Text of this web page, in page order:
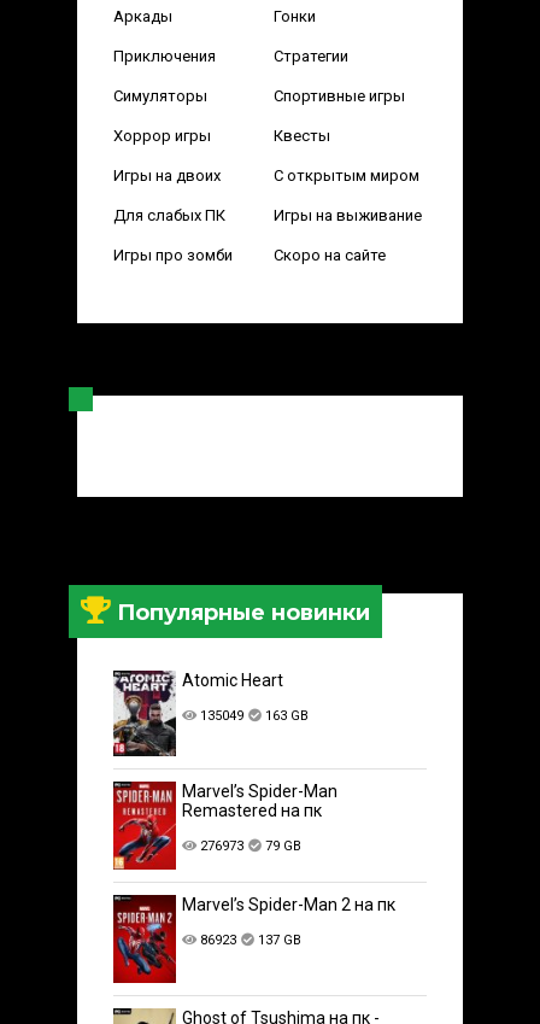
Аркады Гонки
Приключения Стратегии
Симуляторы Спортивные игры
Хоррор игры Квесты
Игры на двоих С открытым миром
Для слабых ПК Игры на выживание
Игры про зомби Скоро на сайте
Популярные новинки
Atomic Heart
135049 163 GB
Marvel’s Spider-Man
Remastered на пк
276973 79 GB
Marvel’s Spider-Man 2 на пк
86923 137 GB
Ghost of Tsushima на пк -